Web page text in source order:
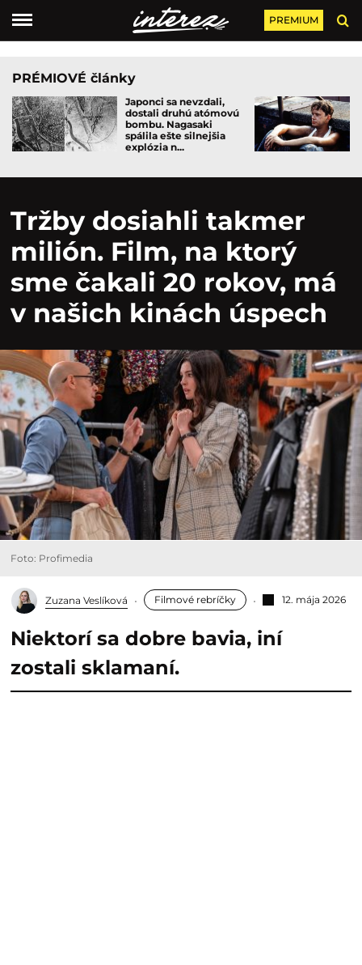
PREMIUM
PRÉMIOVÉ články
Japonci sa nevzdali,
dostali druhú atómovú
bombu. Nagasaki
spálila ešte silnejšia
explózia n...
Tržby dosiahli takmer
milión. Film, na ktorý
sme čakali 20 rokov, má
v našich kinách úspech
Foto: Profimedia
Zuzana Veslíková Filmové rebríčky 12. mája 2026
Niektorí sa dobre bavia, iní
zostali sklamaní.